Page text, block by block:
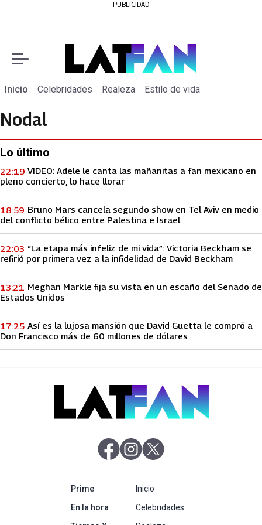
PUBLICIDAD
Inicio Celebridades Realeza Estilo de vida
Nodal
Lo último
VIDEO: Adele le canta las mañanitas a fan mexicano en
pleno concierto, lo hace llorar
22:19
Bruno Mars cancela segundo show en Tel Aviv en medio
del conflicto bélico entre Palestina e Israel
18:59
“La etapa más infeliz de mi vida”: Victoria Beckham se
refirió por primera vez a la infidelidad de David Beckham
22:03
Meghan Markle fija su vista en un escaño del Senado de
Estados Unidos
13:21
Así es la lujosa mansión que David Guetta le compró a
Don Francisco más de 60 millones de dólares
17:25
abre en nueva pestaña
abre en nueva pestaña
Primeabre en nueva pestaña
En la hora abre en nueva pestaña
Inicio
Celebridades